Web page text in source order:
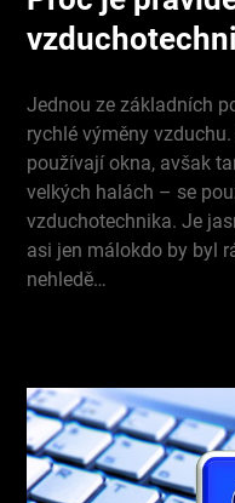
Jednou ze základních
rychlé výměny
používají okna, avšak
velkých halách – se
vzduchotechnika. Je
asi jen málokdo by byl
nehledě…